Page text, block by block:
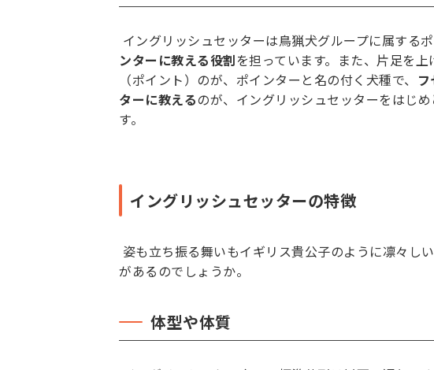
イングリッシュセッターは鳥猟犬グループに属するポ
ンターに教える役割を担っています。また、片足を
（ポイント）のが、ポインターと名の付く犬種で、
ターに教えるのが、イングリッシュセッターをはじ
す。
イングリッシュセッターの特徴
姿も立ち振る舞いもイギリス貴公子のように凛々し
があるのでしょうか。
体型や体質